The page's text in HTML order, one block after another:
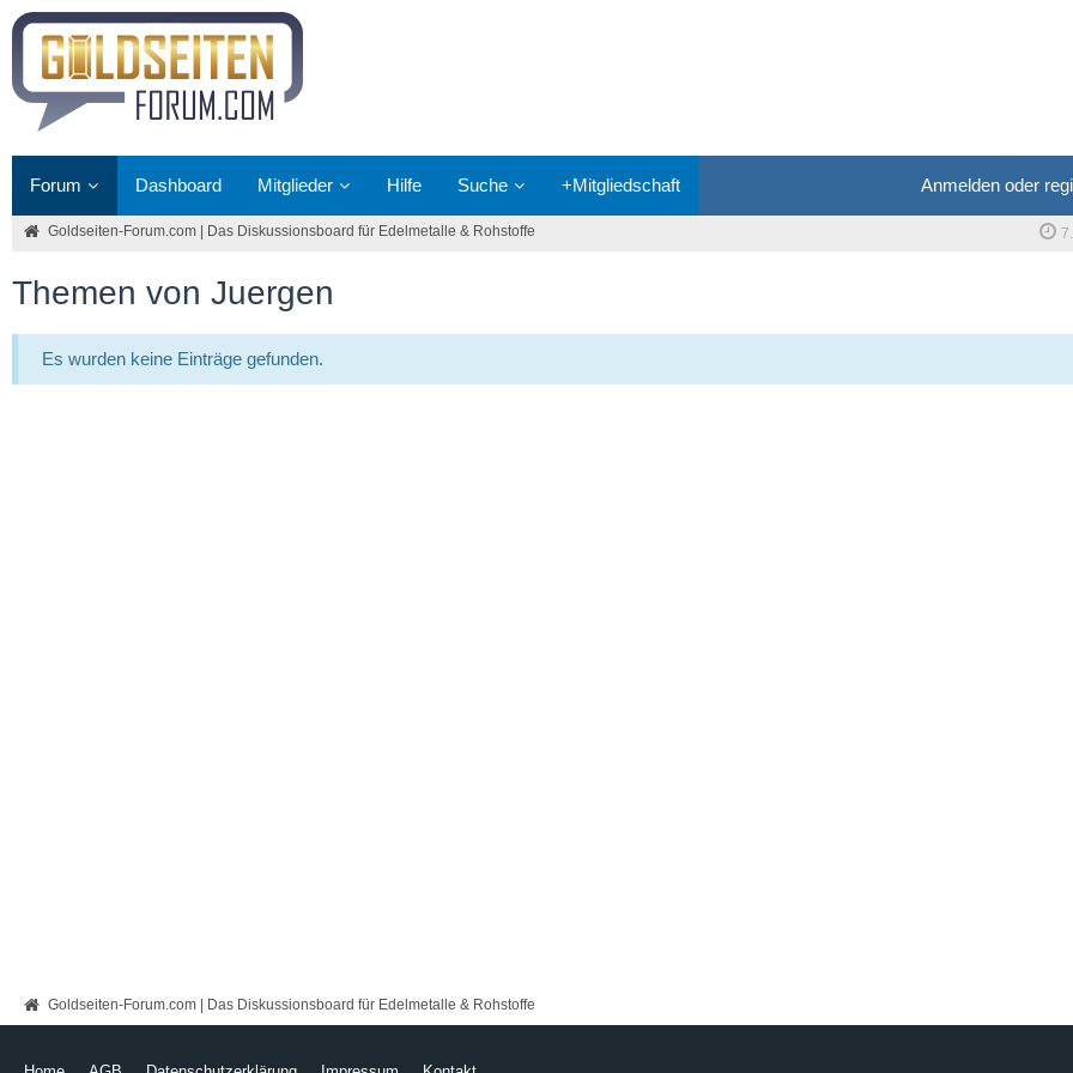
Forum Dashboard Mitglieder Hilfe Suche +Mitgliedschaft Anmelden oder
Goldseiten-Forum.com | Das Diskussionsboard für Edelmetalle & Rohstoffe
Goldseiten-Forum.com | Das Diskussionsboard für Edelmetalle & Rohstoffe
Themen von Juergen
Es wurden keine Einträge gefunden.